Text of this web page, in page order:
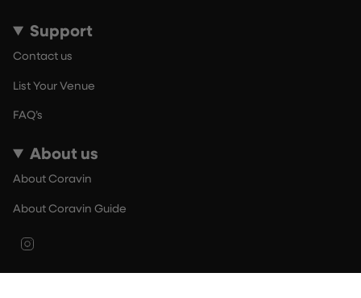
Support
Contact us
List Your Venue
FAQ’s
About us
About Coravin
About Coravin Guide